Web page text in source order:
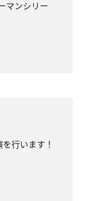
マンシリー
行います！